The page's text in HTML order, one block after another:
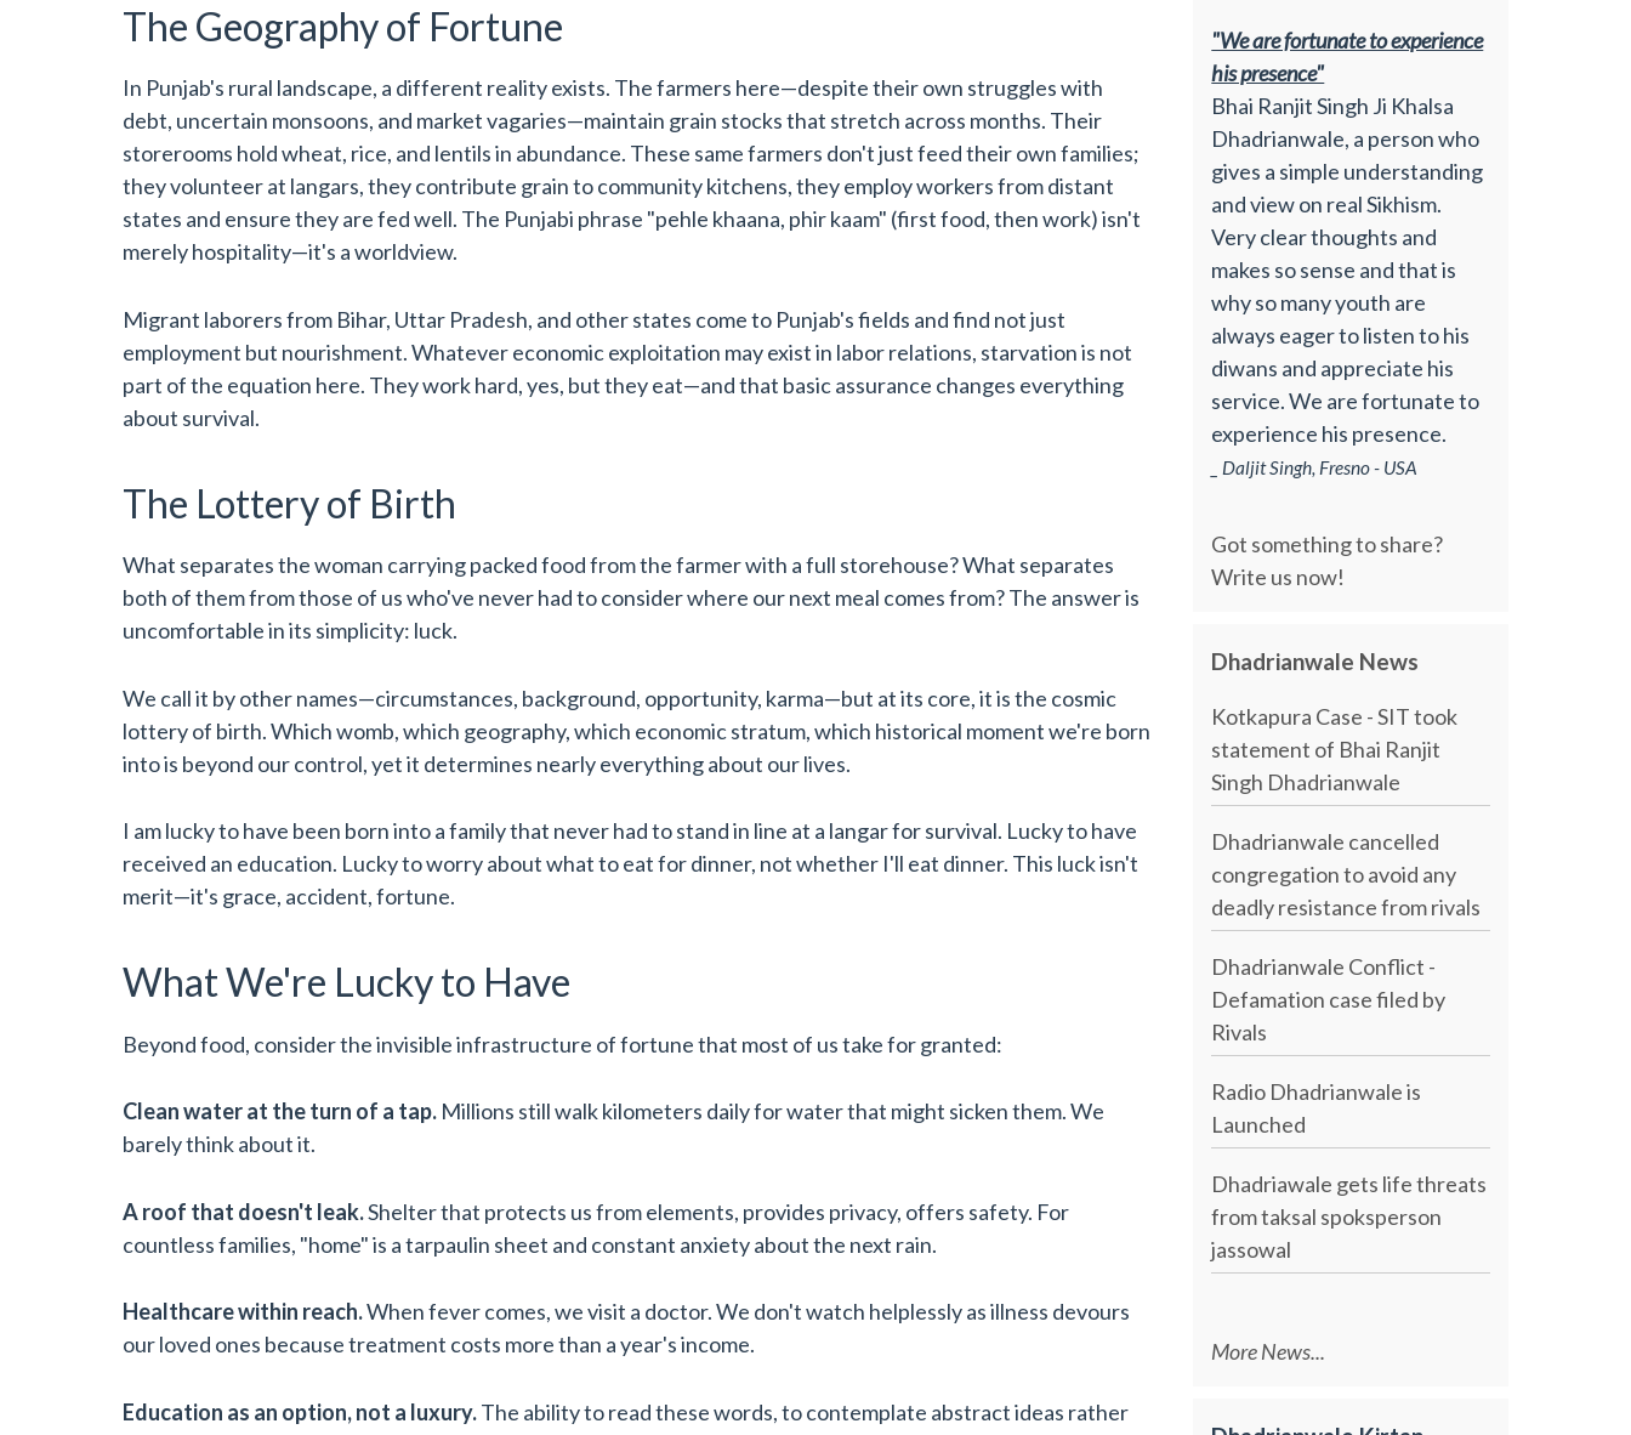
The Geography of Fortune
In Punjab's rural landscape, a different reality exists. The farmers here—despite their own struggles with
debt, uncertain monsoons, and market vagaries—maintain grain stocks that stretch across months. Their
storerooms hold wheat, rice, and lentils in abundance. These same farmers don't just feed their own families;
they volunteer at langars, they contribute grain to community kitchens, they employ workers from distant
states and ensure they are fed well. The Punjabi phrase "pehle khaana, phir kaam" (first food, then work) isn't
merely hospitality—it's a worldview.
Migrant laborers from Bihar, Uttar Pradesh, and other states come to Punjab's fields and find not just
employment but nourishment. Whatever economic exploitation may exist in labor relations, starvation is not
part of the equation here. They work hard, yes, but they eat—and that basic assurance changes everything
about survival.
The Lottery of Birth
What separates the woman carrying packed food from the farmer with a full storehouse? What separates
both of them from those of us who've never had to consider where our next meal comes from? The answer is
uncomfortable in its simplicity: luck.
We call it by other names—circumstances, background, opportunity, karma—but at its core, it is the cosmic
lottery of birth. Which womb, which geography, which economic stratum, which historical moment we're born
into is beyond our control, yet it determines nearly everything about our lives.
I am lucky to have been born into a family that never had to stand in line at a langar for survival. Lucky to have
received an education. Lucky to worry about what to eat for dinner, not whether I'll eat dinner. This luck isn't
merit—it's grace, accident, fortune.
What We're Lucky to Have
Beyond food, consider the invisible infrastructure of fortune that most of us take for granted:
Clean water at the turn of a tap.Millions still walk kilometers daily for water that might sicken them. We
barely think about it.
A roof that doesn't leak.Shelter that protects us from elements, provides privacy, offers safety. For
countless families, "home" is a tarpaulin sheet and constant anxiety about the next rain.
Healthcare within reach.When fever comes, we visit a doctor. We don't watch helplessly as illness devours
our loved ones because treatment costs more than a year's income.
Education as an option, not a luxury.The ability to read these words, to contemplate abstract ideas rather
"We are fortunate to experience
his presence"
Bhai Ranjit Singh Ji Khalsa
Dhadrianwale, a person who
gives a simple understanding
and view on real Sikhism.
Very clear thoughts and
makes so sense and that is
why so many youth are
always eager to listen to his
diwans and appreciate his
service. We are fortunate to
experience his presence.
_ Daljit Singh, Fresno - USA
Got something to share?
Write us now!
Dhadrianwale News
Kotkapura Case - SIT took
statement of Bhai Ranjit
Singh Dhadrianwale
Dhadrianwale cancelled
congregation to avoid any
deadly resistance from rivals
Dhadrianwale Conflict -
Defamation case filed by
Rivals
Radio Dhadrianwale is
Launched
Dhadriawale gets life threats
from taksal spoksperson
jassowal
More News...